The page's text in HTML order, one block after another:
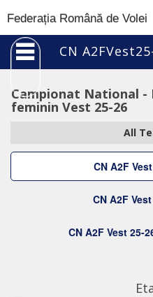
Federația Română de Volei
CN
Campionat National -
feminin Vest 25-26
CN A2F
CN A2F
CN A2F Vest 25-